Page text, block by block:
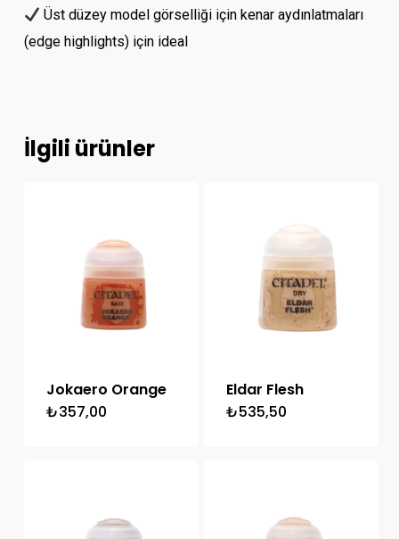
Üst düzey model görselliği için kenar aydınlatmaları
(edge highlights) için ideal
İlgili ürünler
Jokaero Orange
₺357,00
Eldar Flesh
₺535,50